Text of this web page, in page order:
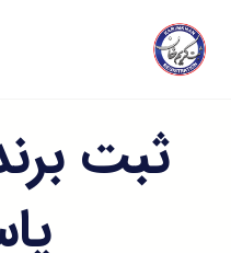
ثبت